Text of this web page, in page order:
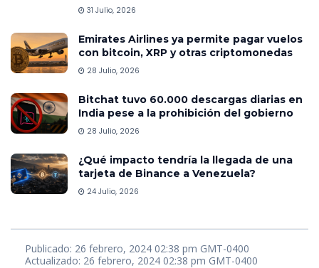
31 Julio, 2026
Emirates Airlines ya permite pagar vuelos
con bitcoin, XRP y otras criptomonedas
28 Julio, 2026
Bitchat tuvo 60.000 descargas diarias en
India pese a la prohibición del gobierno
28 Julio, 2026
¿Qué impacto tendría la llegada de una
tarjeta de Binance a Venezuela?
24 Julio, 2026
Publicado: 26 febrero, 2024 02:38 pm GMT-0400
Actualizado: 26 febrero, 2024 02:38 pm GMT-0400